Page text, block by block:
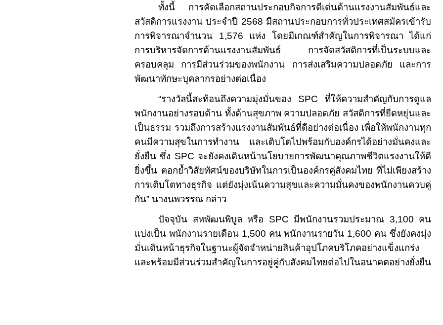
ทั้งนี้ การคัดเลือกสถานประกอบกิจการดีเด่นด้านแรงงานสัมพันธ์และ
สวัสดิการแรงงาน ประจำปี 2568 มีสถานประกอบการทั่วประเทศสมัครเข้ารับ
การพิจารณาจำนวน 1,576 แห่ง โดยมีเกณฑ์สำคัญในการพิจารณา ได้แก่
การบริหารจัดการด้านแรงงานสัมพันธ์ การจัดสวัสดิการที่เป็นระบบและ
ครอบคลุม การมีส่วนร่วมของพนักงาน การส่งเสริมความปลอดภัย และการ
พัฒนาทักษะบุคลากรอย่างต่อเนื่อง
“รางวัลนี้สะท้อนถึงความมุ่งมั่นของ SPC ที่ให้ความสำคัญกับการดูแล
พนักงานอย่างรอบด้าน ทั้งด้านสุขภาพ ความปลอดภัย สวัสดิการที่ยืดหยุ่นและ
เป็นธรรม รวมถึงการสร้างแรงงานสัมพันธ์ที่ดีอย่างต่อเนื่อง เพื่อให้พนักงานทุก
คนมีความสุขในการทำงาน และเติบโตไปพร้อมกับองค์กรได้อย่างมั่นคงและ
ยั่งยืน ซึ่ง SPC จะยังคงเดินหน้านโยบายการพัฒนาคุณภาพชีวิตแรงงานให้ดี
ยิ่งขึ้น ตอกย้ำวิสัยทัศน์ของบริษัทในการเป็นองค์กรคู่สังคมไทย ที่ไม่เพียงสร้าง
การเติบโตทางธุรกิจ แต่ยังมุ่งเน้นความสุขและความมั่นคงของพนักงานควบคู่
กัน” นางนพวรรณ กล่าว
ปัจจุบัน สหพัฒนพิบูล หรือ SPC มีพนักงานรวมประมาณ 3,100 คน
แบ่งเป็น พนักงานรายเดือน 1,500 คน พนักงานรายวัน 1,600 คน ซึ่งยังคงมุ่ง
มั่นเดินหน้าธุรกิจในฐานะผู้จัดจำหน่ายสินค้าอุปโภคบริโภคอย่างแข็งแกร่ง
และพร้อมมีส่วนร่วมสำคัญในการอยู่คู่กับสังคมไทยต่อไปในอนาคตอย่างยั่งยืน